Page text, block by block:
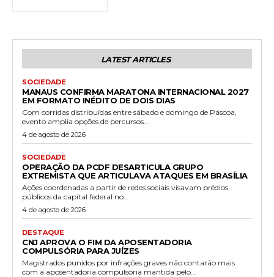
LATEST ARTICLES
SOCIEDADE
MANAUS CONFIRMA MARATONA INTERNACIONAL 2027
EM FORMATO INÉDITO DE DOIS DIAS
Com corridas distribuídas entre sábado e domingo de Páscoa,
evento amplia opções de percursos...
4 de agosto de 2026
SOCIEDADE
OPERAÇÃO DA PCDF DESARTICULA GRUPO
EXTREMISTA QUE ARTICULAVA ATAQUES EM BRASÍLIA
Ações coordenadas a partir de redes sociais visavam prédios
públicos da capital federal no...
4 de agosto de 2026
DESTAQUE
CNJ APROVA O FIM DA APOSENTADORIA
COMPULSÓRIA PARA JUÍZES
Magistrados punidos por infrações graves não contarão mais
com a aposentadoria compulsória mantida pelo...